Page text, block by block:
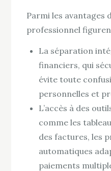
Parmi les avantages
professionnel
La séparation
financiers, qui
évite toute
personnelles et
L’accès à des
comme les
des factures, les
automatiques
paiements